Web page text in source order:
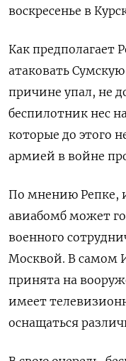
воскресенье в
Как предполагает
атаковать
причине упал, не
беспилотник нес
которые до этого
армией в войне
По мнению Репке,
авиабомб может
военного
Москвой. В самом
принята на
имеет
оснащаться